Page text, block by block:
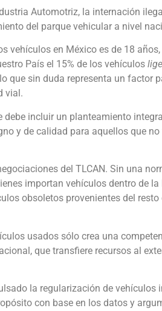
Automotriz, la internación
del parque vehicular a nivel
vehículos en México es de 18
País el 15% de los vehículos
que sin duda representa un factor
vial.
incluir un planteamiento
y de calidad para aquellos que no
del TLCAN. Sin una
importan vehículos dentro de la
obsoletos provenientes del resto
usados sólo crea una
que transfiere recursos al
la regularización de vehículos
con base en los datos y